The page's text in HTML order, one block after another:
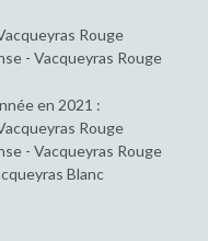
Rouge
- Vacqueyras Rouge
en 2021 :
Rouge
- Vacqueyras Rouge
Blanc